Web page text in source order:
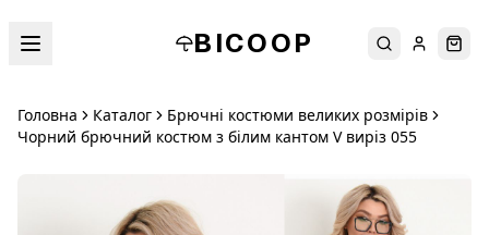
BICOOP ПошукУвійти
Головна Каталог
Брючні костюми великих розмірів
Чорний брючний костюм з білим кантом V виріз 055